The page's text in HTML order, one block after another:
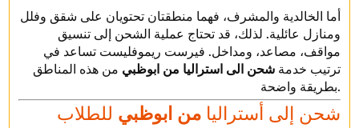
أما الخالدية والمشرف، فهما منطقتان تحتويان على شقق وفلل
ومنازل عائلية. لذلك، قد تحتاج عملية الشحن إلى تنسيق
مواقف، مصاعد، ومداخل. فيرست ريموفليست تساعد في
ترتيب خدمة شحن الى استراليا من ابوظبي من هذه المناطق
بطريقة واضحة.
شحن إلى أستراليا من ابوظبي للطلاب